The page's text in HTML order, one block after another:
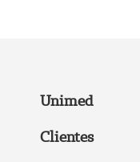
Unimed
Clientes